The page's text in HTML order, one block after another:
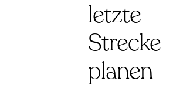
letzte
Strecke
planen